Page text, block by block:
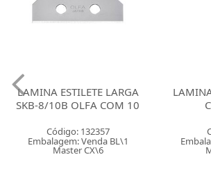
LAMINA ESTILETE LARGA
SKB-8/10B OLFA COM 10
Código: 132357
Embalagem: Venda BL\1
Master CX\6